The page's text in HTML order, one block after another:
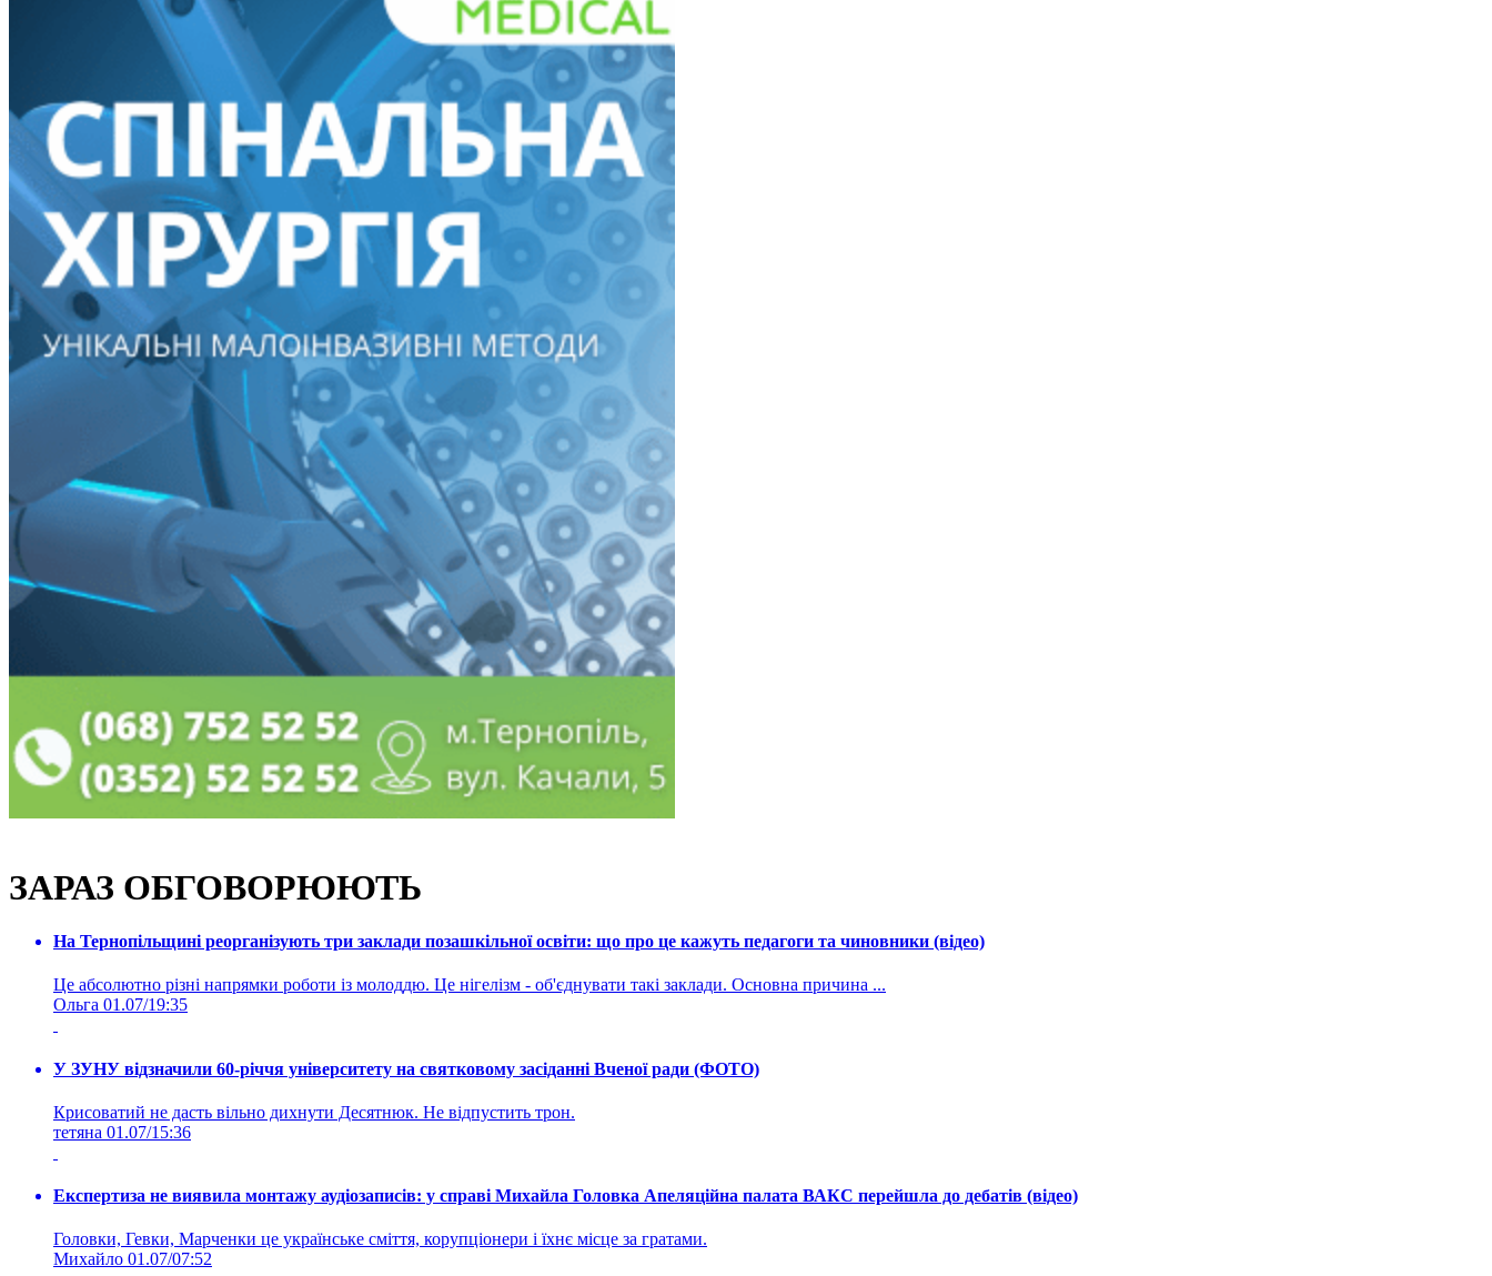
ЗАРАЗ ОБГОВОРЮЮТЬ
На Тернопільщині реорганізують три заклади позашкільної освіти: що про це кажуть педагоги та чиновники (відео)
Це абсолютно різні напрямки роботи із молоддю. Це нігелізм - об'єднувати такі заклади. Основна причина ...
Ольга 01.07/19:35
У ЗУНУ відзначили 60-річчя університету на святковому засіданні Вченої ради (ФОТО)
Крисоватий не дасть вільно дихнути Десятнюк. Не відпустить трон.
тетяна 01.07/15:36
Експертиза не виявила монтажу аудіозаписів: у справі Михайла Головка Апеляційна палата ВАКС перейшла до дебатів (відео)
Головки, Гевки, Марченки це українське сміття, корупціонери і їхнє місце за гратами.
Михайло 01.07/07:52